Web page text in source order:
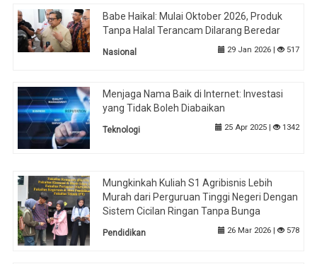
Babe Haikal: Mulai Oktober 2026, Produk
Tanpa Halal Terancam Dilarang Beredar
Nasional 29 Jan 2026 | 517
Menjaga Nama Baik di Internet: Investasi
yang Tidak Boleh Diabaikan
Teknologi 25 Apr 2025 | 1342
Mungkinkah Kuliah S1 Agribisnis Lebih
Murah dari Perguruan Tinggi Negeri Dengan
Sistem Cicilan Ringan Tanpa Bunga
Pendidikan 26 Mar 2026 | 578